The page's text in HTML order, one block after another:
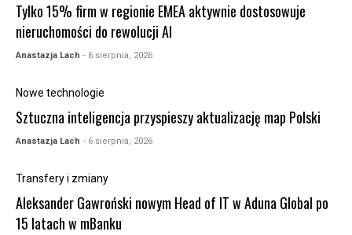
Tylko 15% firm w regionie EMEA aktywnie dostosowuje
nieruchomości do rewolucji AI
Anastazja Lach - 6 sierpnia, 2026
Nowe technologie
Sztuczna inteligencja przyspieszy aktualizację map Polski
Anastazja Lach - 6 sierpnia, 2026
Transfery i zmiany
Aleksander Gawroński nowym Head of IT w Aduna Global po
15 latach w mBanku